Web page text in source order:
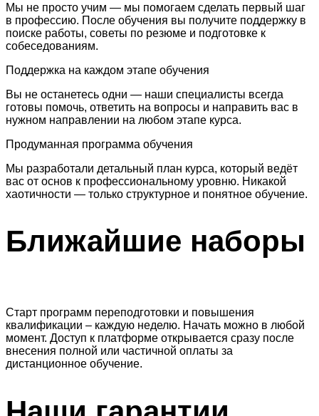
Мы не просто учим — мы помогаем сделать первый шаг
в профессию. После обучения вы получите поддержку в
поиске работы, советы по резюме и подготовке к
собеседованиям.
Поддержка на каждом этапе обучения
Вы не останетесь одни — наши специалисты всегда
готовы помочь, ответить на вопросы и направить вас в
нужном направлении на любом этапе курса.
Продуманная программа обучения
Мы разработали детальный план курса, который ведёт
вас от основ к профессиональному уровню. Никакой
хаотичности — только структурное и понятное обучение.
Ближайшие наборы
Старт программ переподготовки и повышения
квалификации – каждую неделю. Начать можно в любой
момент. Доступ к платформе открывается сразу после
внесения полной или частичной оплаты за
дистанционное обучение.